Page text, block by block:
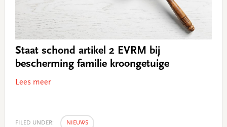
Staat schond artikel 2 EVRM bij
bescherming familie kroongetuige
Lees meer
FILED UNDER: NIEUWS